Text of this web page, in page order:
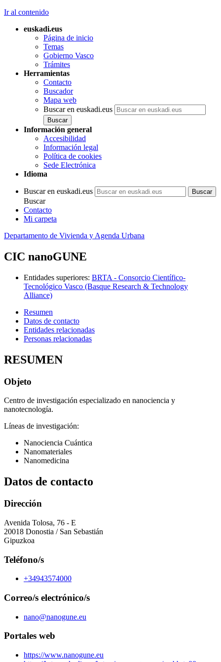
Ir al contenido
euskadi.eus
Página de inicio
Temas
Gobierno Vasco
Trámites
Herramientas
Contacto
Buscador
Mapa web
Buscar en euskadi.eus
Información general
Accesibilidad
Información legal
Política de cookies
Sede Electrónica
Idioma
Buscar en euskadi.eus
Buscar
Contacto
Mi carpeta
Departamento de Vivienda y Agenda Urbana
CIC nanoGUNE
Entidades superiores: BRTA - Consorcio Científico-
Tecnológico Vasco (Basque Research & Technology
Alliance)
Resumen
Datos de contacto
Entidades relacionadas
Personas relacionadas
RESUMEN
Objeto
Centro de investigación especializado en nanociencia y
nanotecnología.
Líneas de investigación:
Nanociencia Cuántica
Nanomateriales
Nanomedicina
Datos de contacto
Dirección
Avenida Tolosa, 76 - E
20018 Donostia / San Sebastián
Gipuzkoa
Teléfono/s
+34943574000
Correo/s electrónico/s
nano@nanogune.eu
Portales web
https://www.nanogune.eu